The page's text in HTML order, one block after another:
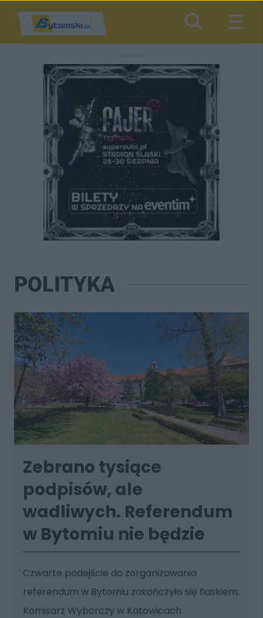
POLITYKA
Zebrano tysiące
podpisów, ale
wadliwych. Referendum
w Bytomiu nie będzie
Czwarte podejście do zorganizowania
referendum w Bytomiu zakończyło się fiaskiem.
Komisarz Wyborczy w Katowicach